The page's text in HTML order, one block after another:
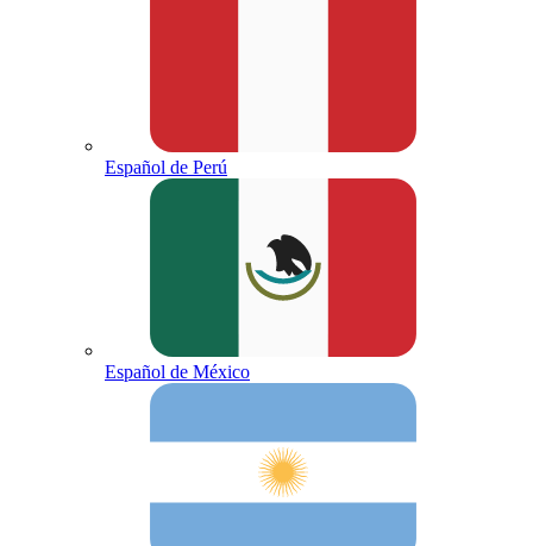
Español de Perú
Español de México